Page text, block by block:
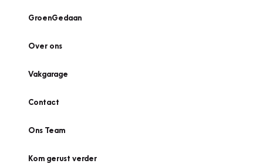
GroenGedaan
Over ons
Vakgarage
Contact
Ons Team
Kom gerust verder